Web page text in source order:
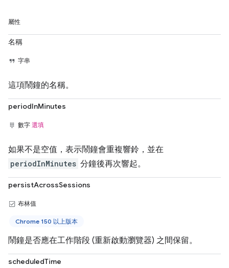
屬性
名稱
字串
這項鬧鐘的名稱。
periodInMinutes
數字 選填
如果不是空值，表示鬧鐘會重複響鈴，並在
periodInMinutes 分鐘後再次響起。
persistAcrossSessions
布林值
Chrome 150 以上版本
鬧鐘是否應在工作階段 (重新啟動瀏覽器) 之間保留。
scheduledTime